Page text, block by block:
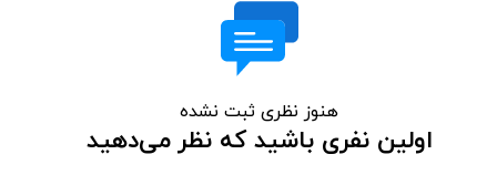
هنوز نظری ثبت نشده
اولین نفری باشید که نظر می‌دهید